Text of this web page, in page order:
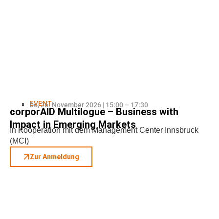
EVENT
Do, 26. November 2026 | 15:00 – 17:30
corporAID Multilogue – Business with
Impact in Emerging Markets
In Kooperation mit dem Management Center Innsbruck
(MCI)
Zur Anmeldung